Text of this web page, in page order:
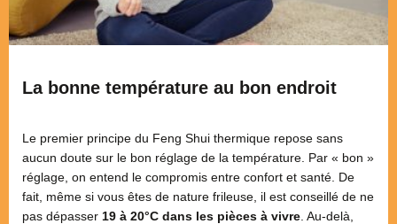
La bonne température au bon endroit
Le premier principe du Feng Shui thermique repose sans
aucun doute sur le bon réglage de la température. Par « bon »
réglage, on entend le compromis entre confort et santé. De
fait, même si vous êtes de nature frileuse, il est conseillé de ne
pas dépasser 19 à 20°C dans les pièces à vivre . Au-delà,